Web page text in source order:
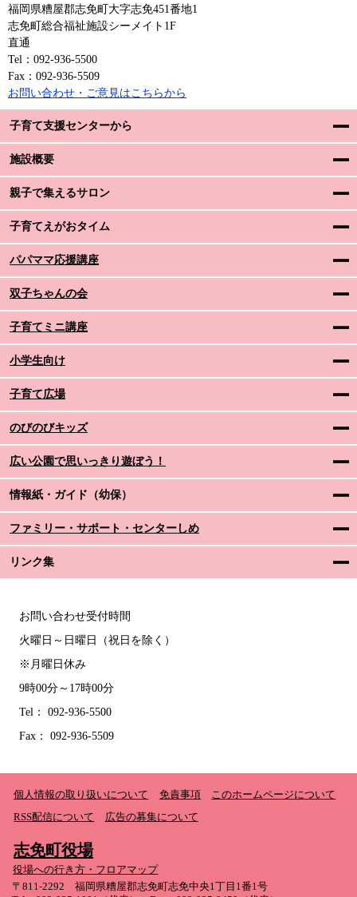
子育て支援センターから
施設概要
親子で集えるサロン
子育てえがおタイム
パパママ応援講座
双子ちゃんの会
子育てミニ講座
小学生向け
子育て広場
のびのびキッズ
広い公園で思いっきり遊ぼう！
情報紙・ガイド（幼保）
ファミリー・サポート・センターしめ
リンク集
お問い合わせ受付時間
火曜日～日曜日（祝日を除く）
※月曜日休み
9時00分～17時00分
Tel： 092-936-5500
Fax： 092-936-5509
福岡県糟屋郡志免町大字志免451番地1
志免町総合福祉施設シーメイト1F
直通
Tel：092-936-5500
Fax：092-936-5509
お問い合わせ・ご意見はこちらから
個人情報の取り扱いについて 免責事項
このホームページについて
RSS配信について
広告の募集について
志免町役場
役場への行き方・フロアマップ
〒811-2292 福岡県糟屋郡志免町志免中央1丁目1番1号